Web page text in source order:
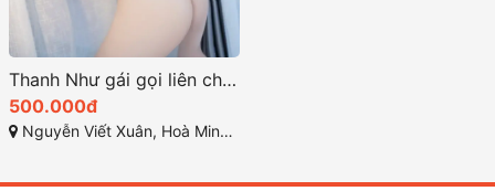
Thanh Như gái gọi liên chiểu đà nẵng ngoan tình
500.000đ
Nguyễn Viết Xuân, Hoà Minh, Liên Chiểu, Đà Nẵng